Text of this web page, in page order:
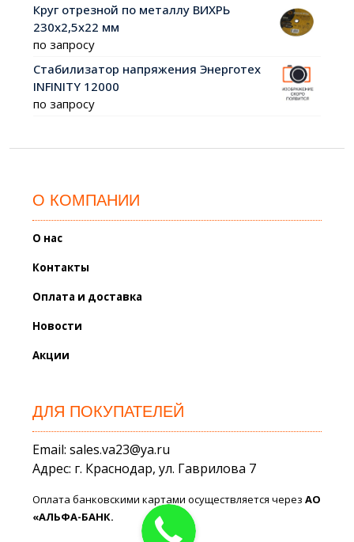
Круг отрезной по металлу ВИХРЬ
230х2,5х22 мм
по запросу
Стабилизатор напряжения Энерготех
INFINITY 12000
по запросу
О КОМПАНИИ
О нас
Контакты
Оплата и доставка
Новости
Акции
ДЛЯ ПОКУПАТЕЛЕЙ
Email: sales.va23@ya.ru
Адрес: г. Краснодар, ул. Гаврилова 7
Оплата банковскими картами осуществляется черезАО
«АЛЬФА-БАНК.